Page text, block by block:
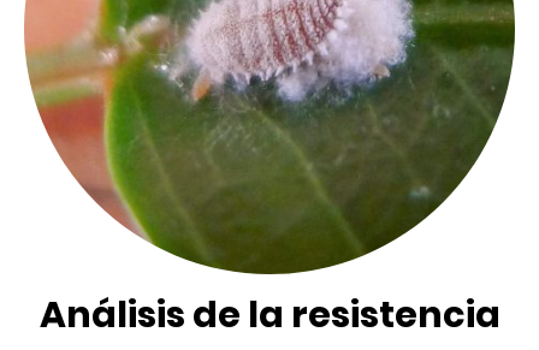
Análisis de la resistencia